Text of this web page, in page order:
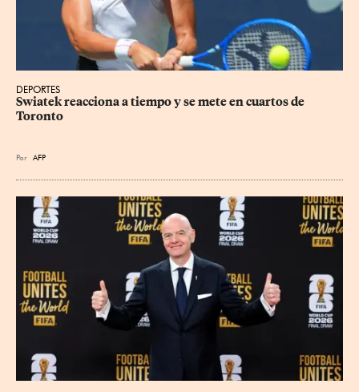
DEPORTES
Swiatek reacciona a tiempo y se mete en cuartos de
Toronto
Por AFP